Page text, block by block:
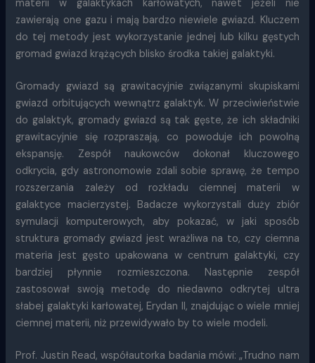
materii w galaktykach karłowatych, nawet jeżeli nie
zawierają one gazu i mają bardzo niewiele gwiazd. Kluczem
do tej metody jest wykorzystanie jednej lub kilku gęstych
gromad gwiazd krążących blisko środka takiej galaktyki.
Gromady gwiazd są grawitacyjnie związanymi skupiskami
gwiazd orbitujących wewnątrz galaktyk. W przeciwieństwie
do galaktyk, gromady gwiazd są tak gęste, że ich składniki
grawitacyjnie się rozpraszają, co powoduje ich powolną
ekspansję. Zespół naukowców dokonał kluczowego
odkrycia, gdy astronomowie zdali sobie sprawę, że tempo
rozszerzania zależy od rozkładu ciemnej materii w
galaktyce macierzystej. Badacze wykorzystali duży zbiór
symulacji komputerowych, aby pokazać, w jaki sposób
struktura gromady gwiazd jest wrażliwa na to, czy ciemna
materia jest gęsto upakowana w centrum galaktyki, czy
bardziej płynnie rozmieszczona. Następnie zespół
zastosował swoją metodę do niedawno odkrytej ultra
słabej galaktyki karłowatej, Erydan II, znajdując o wiele mniej
ciemnej materii, niż przewidywało by to wiele modeli.
Prof. Justin Read, współautorka badania mówi: „Trudno nam